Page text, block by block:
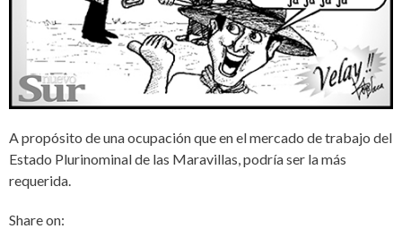
A propósito de una ocupación que en el mercado de trabajo del
Estado Plurinominal de las Maravillas, podría ser la más
requerida.
Share on: